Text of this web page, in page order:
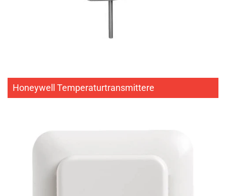
Honeywell Temperaturtransmittere